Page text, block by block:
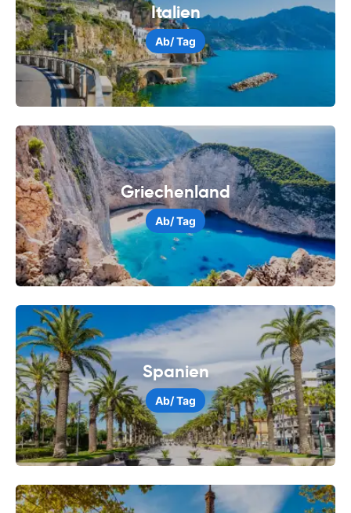
Italien
Ab/ Tag
Griechenland
Ab/ Tag
Spanien
Ab/ Tag